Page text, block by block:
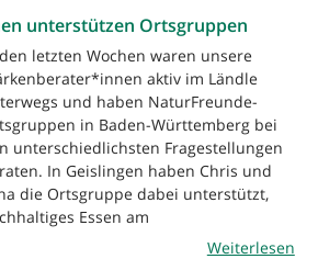
unterstützen Ortsgruppen
letzten Wochen waren unsere
aktiv im Ländle
und haben NaturFreunde-
in Baden-Württemberg bei
unterschiedlichsten Fragestellungen
In Geislingen haben Chris und
die Ortsgruppe dabei unterstützt,
Essen am
Weiterlesen